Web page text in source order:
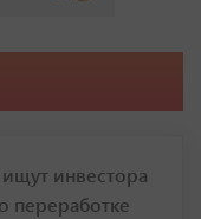
инвестора
переработке